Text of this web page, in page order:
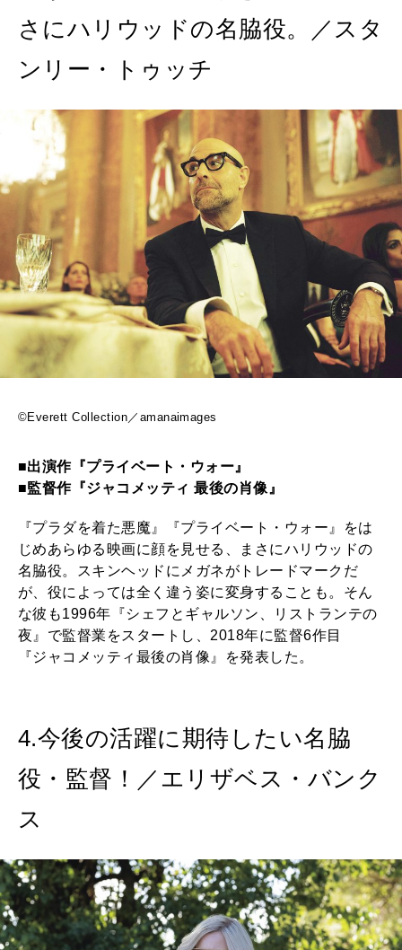
さにハリウッドの名脇役。／スタ
ンリー・トゥッチ
©Everett Collection／amanaimages
■出演作『プライベート・ウォー』
■監督作『ジャコメッティ 最後の肖像』
『プラダを着た悪魔』『プライベート・ウォー』をは
じめあらゆる映画に顔を見せる、まさにハリウッドの
名脇役。スキンヘッドにメガネがトレードマークだ
が、役によっては全く違う姿に変身することも。そん
な彼も1996年『シェフとギャルソン、リストランテの
夜』で監督業をスタートし、2018年に監督6作目
『ジャコメッティ最後の肖像』を発表した。
4.今後の活躍に期待したい名脇
役・監督！／エリザベス・バンク
ス